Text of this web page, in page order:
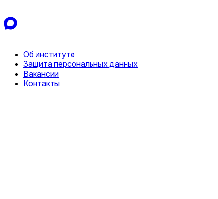
Об институте
Защита персональных данных
Вакансии
Контакты